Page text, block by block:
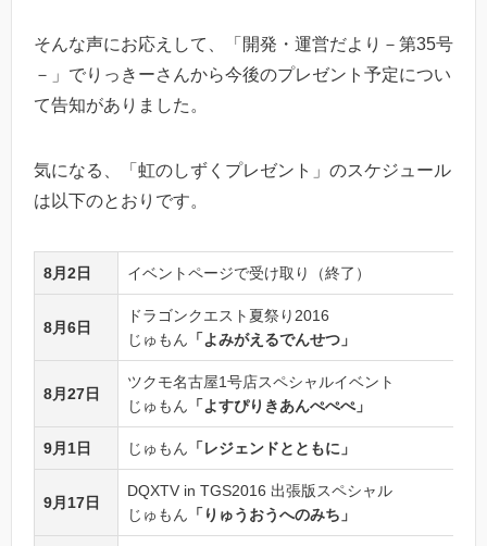
そんな声にお応えして、「開発・運営だより－第35号
－」でりっきーさんから今後のプレゼント予定につい
て告知がありました。
気になる、「虹のしずくプレゼント」のスケジュール
は以下のとおりです。
8月2日 イベントページで受け取り（終了）
8月6日
ドラゴンクエスト夏祭り2016
じゅもん 「よみがえるでんせつ」
8月27日
ツクモ名古屋1号店スペシャルイベント
じゅもん 「よすぴりきあんぺぺぺ」
9月1日 じゅもん 「レジェンドとともに」
9月17日
DQXTV in TGS2016 出張版スペシャル
じゅもん 「りゅうおうへのみち」